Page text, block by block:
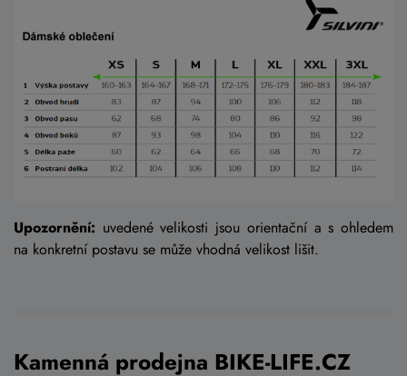
Upozornění: uvedené velikosti jsou orientační a s ohledem
na konkretní postavu se může vhodná velikost lišit.
Kamenná prodejna BIKE-LIFE.CZ